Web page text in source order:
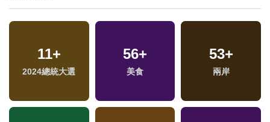
11+
2024總統大選
56+
美食
53+
兩岸